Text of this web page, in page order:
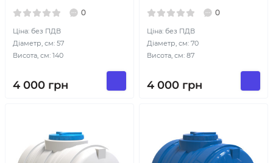
0
Ціна: без ПДВ
Діаметр, см: 57
Висота, см: 140
4 000 грн
0
Ціна: без ПДВ
Діаметр, см: 70
Висота, см: 87
4 000 грн